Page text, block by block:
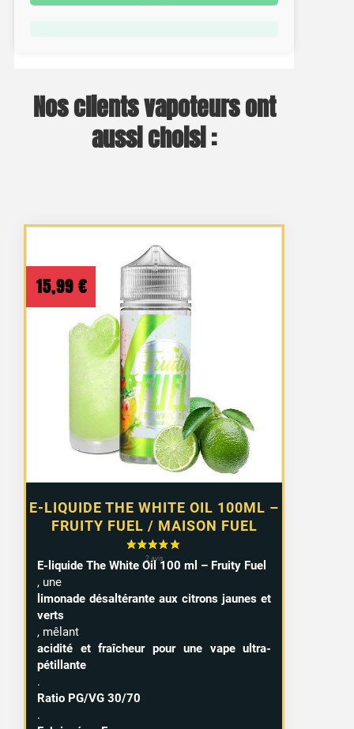
Nos clients vapoteurs ont
aussi choisi :
E-LIQUIDE THE WHITE OIL 100ML –
FRUITY FUEL / MAISON FUEL
15,99 €
E-liquide The White Oil 100 ml – Fruity Fuel
, une
limonade désaltérante aux citrons jaunes et
verts
, mêlant
acidité et fraîcheur pour une vape ultra-
pétillante
.
Ratio PG/VG 30/70
.